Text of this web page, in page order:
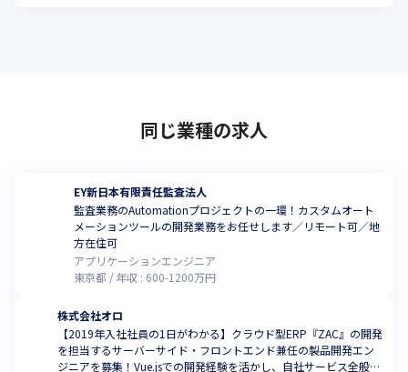
同じ業種の求人
EY新日本有限責任監査法人
監査業務のAutomationプロジェクトの一環！カスタムオート
メーションツールの開発業務をお任せします／リモート可／地
方在住可
アプリケーションエンジニア
東京都
年収 : 600-1200万円
株式会社オロ
【2019年入社社員の1日がわかる】クラウド型ERP『ZAC』の開発
を担当するサーバーサイド・フロントエンド兼任の製品開発エン
ジニアを募集！Vue.jsでの開発経験を活かし、自社サービス全般に